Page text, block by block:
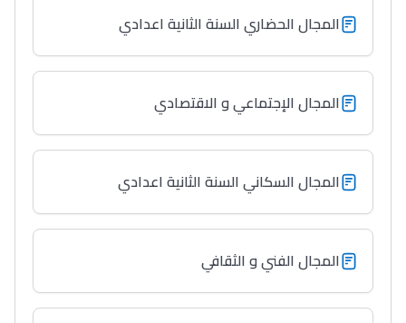
المجال الحضاري السنة الثانية اعدادي
المجال الإجتماعي و الاقتصادي
المجال السكاني السنة الثانية اعدادي
المجال الفني و الثقافي